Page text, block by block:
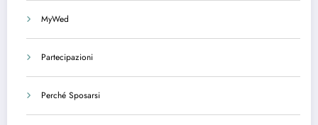
MyWed
Partecipazioni
Perché Sposarsi